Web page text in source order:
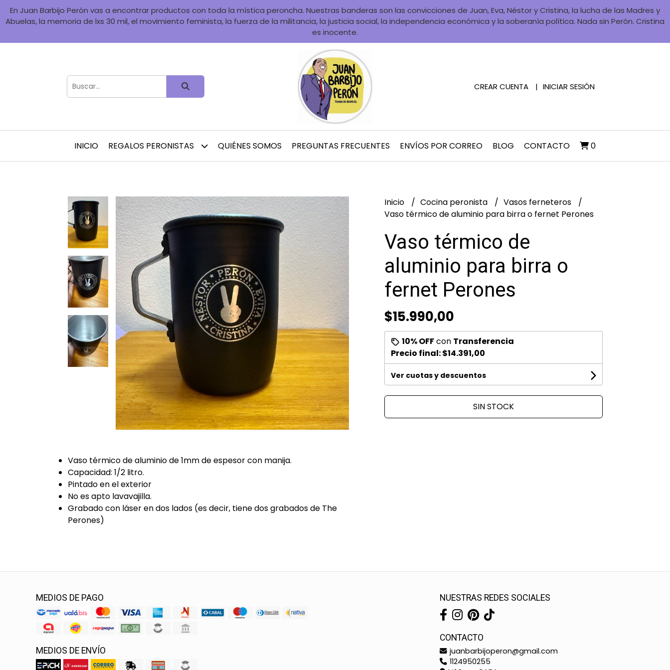
En Juan Barbijo Perón vas a encontrar productos con toda la mística peroncha. Nuestras banderas son las convicciones de Juan, Eva, Néstor y Cristina, la lucha de las Madres y
Abuelas, la memoria de lxs 30 mil, el movimiento feminista, la fuerza de la militancia, la justicia social, la independencia económica y la soberanía política. Nada sin Perón. Cristina
es inocente.
CREAR CUENTA INICIAR SESIÓN
INICIO REGALOS PERONISTAS QUIÉNES SOMOS PREGUNTAS FRECUENTES ENVÍOS POR CORREO BLOG CONTACTO 0
Vaso térmico de aluminio de 1mm de espesor con manija.
Capacidad: 1/2 litro.
Pintado en el exterior
No es apto lavavajilla.
Grabado con láser en dos lados (es decir, tiene dos grabados de The
Perones)
Inicio Cocina peronista
Vasos ferneteros
Vaso térmico de aluminio para birra o fernet Perones
Vaso térmico de
aluminio para birra o
fernet Perones
$15.990,00
10% OFFcon Transferencia
Precio final:$14.391,00
Ver cuotas y descuentos
SIN STOCK
MEDIOS DE PAGO
MEDIOS DE ENVÍO
NUESTRAS REDES SOCIALES
CONTACTO
juanbarbijoperon@gmail.com
1124950255